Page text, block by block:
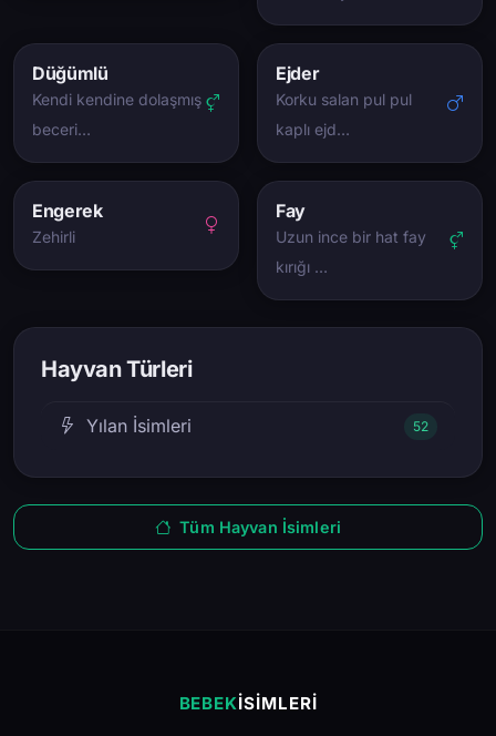
Düğümlü
Kendi kendine dolaşmış
beceri…
Ejder
Korku salan pul pul
kaplı ejd…
Engerek
Zehirli
Fay
Uzun ince bir hat fay
kırığı …
Hayvan Türleri
Yılan İsimleri 52
Tüm Hayvan İsimleri
BEBEKİSIMLERI